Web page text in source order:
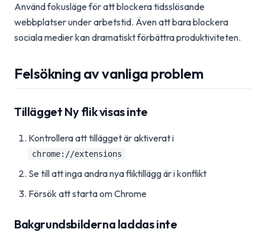
Använd fokusläge för att blockera tidsslösande
webbplatser under arbetstid. Även att bara blockera
sociala medier kan dramatiskt förbättra produktiviteten.
Felsökning av vanliga problem
Tillägget Ny flik visas inte
Kontrollera att tillägget är aktiverat i
chrome://extensions
Se till att inga andra nya fliktillägg är i konflikt
Försök att starta om Chrome
Bakgrundsbilderna laddas inte